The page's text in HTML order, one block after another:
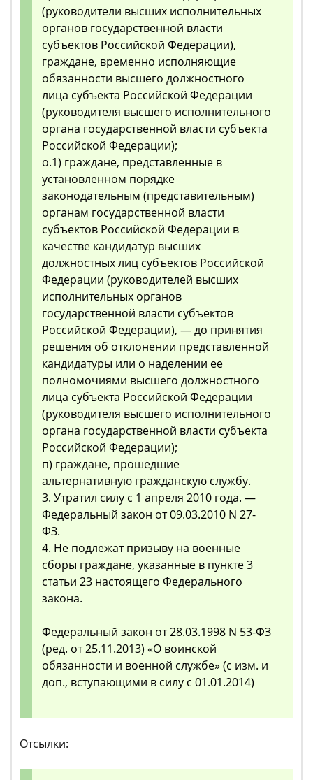
(руководители высших исполнительных
органов государственной власти
субъектов Российской Федерации),
граждане, временно исполняющие
обязанности высшего должностного
лица субъекта Российской Федерации
(руководителя высшего исполнительного
органа государственной власти субъекта
Российской Федерации);
о.1) граждане, представленные в
установленном порядке
законодательным (представительным)
органам государственной власти
субъектов Российской Федерации в
качестве кандидатур высших
должностных лиц субъектов Российской
Федерации (руководителей высших
исполнительных органов
государственной власти субъектов
Российской Федерации), — до принятия
решения об отклонении представленной
кандидатуры или о наделении ее
полномочиями высшего должностного
лица субъекта Российской Федерации
(руководителя высшего исполнительного
органа государственной власти субъекта
Российской Федерации);
п) граждане, прошедшие
альтернативную гражданскую службу.
3. Утратил силу с 1 апреля 2010 года. —
Федеральный закон от 09.03.2010 N 27-
ФЗ.
4. Не подлежат призыву на военные
сборы граждане, указанные в пункте 3
статьи 23 настоящего Федерального
закона.
Федеральный закон от 28.03.1998 N 53-ФЗ
(ред. от 25.11.2013) «О воинской
обязанности и военной службе» (с изм. и
доп., вступающими в силу с 01.01.2014)
Отсылки: